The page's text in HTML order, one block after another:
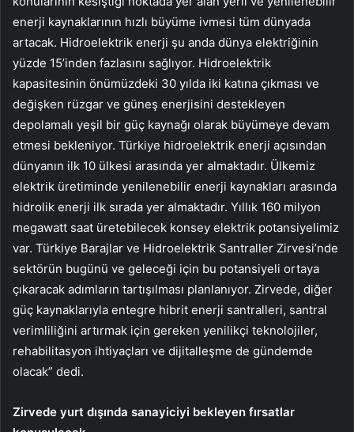
enerji kaynaklarının hızlı büyüme ivmesi tüm dünyada
artacak. Hidroelektrik enerji şu anda dünya elektriğinin
yüzde 15’inden fazlasını sağlıyor. Hidroelektrik
kapasitesinin önümüzdeki 30 yılda iki katına çıkması ve
değişken rüzgar ve güneş enerjisini destekleyen
depolamalı yeşil bir güç kaynağı olarak büyümeye devam
etmesi bekleniyor. Türkiye hidroelektrik enerji açısından
dünyanın ilk 10 ülkesi arasında yer almaktadır. Ülkemiz
elektrik üretiminde yenilenebilir enerji kaynakları arasında
hidrolik enerji ilk sırada yer almaktadır. Yıllık 160 milyon
megawatt saat üretebilecek konsey elektrik potansiyelimiz
var. Türkiye Barajlar ve Hidroelektrik Santraller Zirvesi’nde
sektörün bugünü ve geleceği için bu potansiyeli ortaya
çıkaracak adımların tartışılması planlanıyor. Zirvede, diğer
güç kaynaklarıyla entegre hibrit enerji santralleri, santral
verimliliğini artırmak için gereken yenilikçi teknolojiler,
rehabilitasyon ihtiyaçları ve dijitalleşme de gündemde
olacak” dedi.
Zirvede yurt dışında sanayiciyi bekleyen fırsatlar